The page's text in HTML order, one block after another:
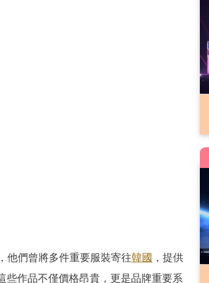
他們曾將多件重要服裝寄往韓國 ，提供
些作品不僅價格昂貴，更是品牌重要系